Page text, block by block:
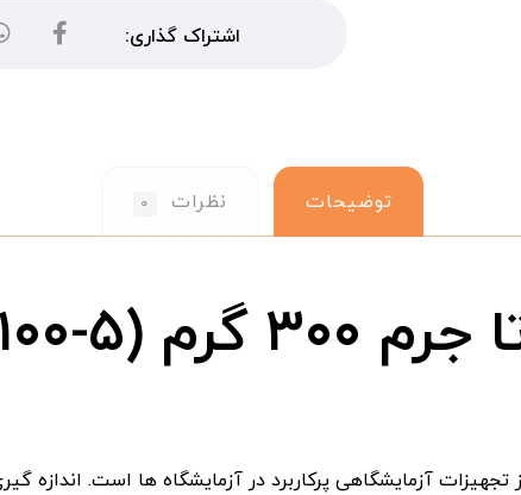
توضیحات نظرات ۰
(DLS-۱۰۰-۵)
تجهیزات آزمایشگاهی پرکاربرد در آزمایشگاه ها است.